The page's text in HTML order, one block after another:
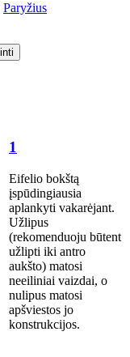
Paryžius
1
Eifelio bokštą
įspūdingiausia
aplankyti vakarėjant.
Užlipus
(rekomenduoju būtent
užlipti iki antro
aukšto) matosi
neeiliniai vaizdai, o
nulipus matosi
apšviestos jo
konstrukcijos.